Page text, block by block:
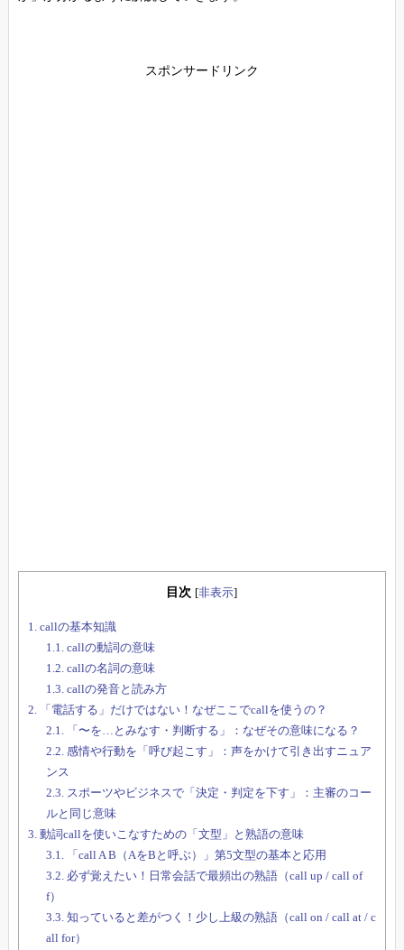
スポンサードリンク
目次 [非表示]
1. callの基本知識
1.1. callの動詞の意味
1.2. callの名詞の意味
1.3. callの発音と読み方
2.
「電話する」だけではない！なぜここでcallを使うの？
2.1.
「〜を…とみなす・判断する」：なぜその意味になる？
2.2. 感情や行動を「呼び起こす」：声をかけて引き出すニュア
ンス
2.3. スポーツやビジネスで「決定・判定を下す」：主審のコー
ルと同じ意味
3. 動詞callを使いこなすための「文型」と熟語の意味
3.1.
「call A B（AをBと呼ぶ）」第5文型の基本と応用
3.2. 必ず覚えたい！日常会話で最頻出の熟語（call up / call of
f）
3.3. 知っていると差がつく！少し上級の熟語（call on / call at / c
all for）